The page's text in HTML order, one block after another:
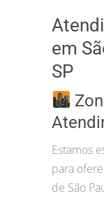
em
SP
Estamos
para
de São